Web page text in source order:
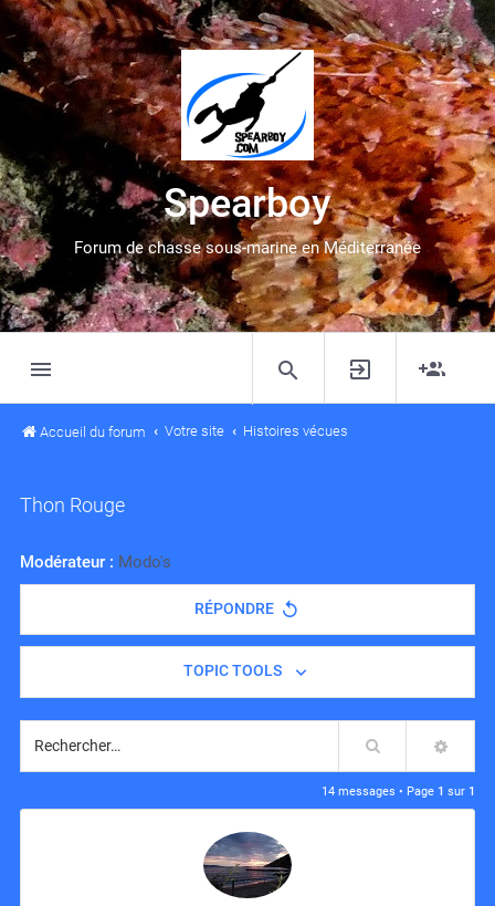
Spearboy
Forum de chasse sous-marine en Méditerranée
Accueil du forum Votre site Histoires vécues
Thon Rouge
Modérateur : Modo's
RÉPONDRE
TOPIC TOOLS
Rechercher
14 messages • Page 1 sur 1